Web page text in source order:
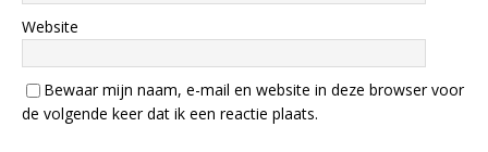
Website
Bewaar mijn naam, e-mail en website in deze browser voor
de volgende keer dat ik een reactie plaats.